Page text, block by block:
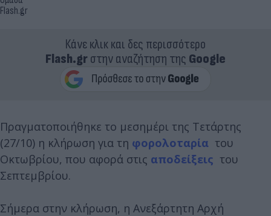
Flash.gr
Κάνε κλικ και δες περισσότερο
Flash.grστην αναζήτηση της Google
Πραγματοποιήθηκε το μεσημέρι της Τετάρτης
(27/10) η κλήρωση για τη φορολοταρία του
Οκτωβρίου, που αφορά στις αποδείξεις του
Σεπτεμβρίου.
Σήμερα στην κλήρωση, η Ανεξάρτητη Αρχή